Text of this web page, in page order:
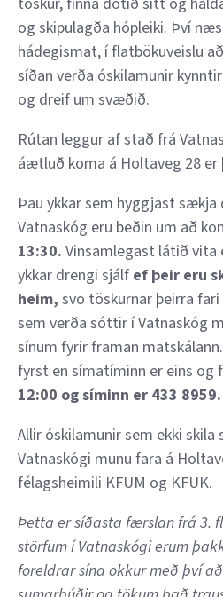
og skipulagða hópleiki. Því
hádegismat, í flatbökuveislu
síðan verða óskilamunir
og dreif um svæðið.
Rútan leggur af stað frá
áætluð koma á Holtaveg 28 er
Þau ykkar sem hyggjast sækja
Vatnaskóg eru beðin um að
13:30. Vinsamlegast látið
ykkar drengi sjálf ef þeir eru
heim, svo töskurnar þeirra
sem verða sóttir í Vatnaskóg
sínum fyrir framan
fyrst en símatíminn er eins og
12:00 og síminn er 433 8959.
Allir óskilamunir sem ekki
Vatnaskógi munu fara á
félagsheimili KFUM og KFUK.
Þetta er síðasta færslan frá 3.
störfum í Vatnaskógi erum
foreldrar sína okkur með því